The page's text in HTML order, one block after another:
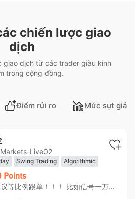
chiến lược giao
dịch
giao dịch từ các trader giàu kinh
trong cộng đồng.
Điểm rủi ro Mức sụt
Live02
Swing Trading Algorithmic
Points
建议等比例跟单！！！建议等比例跟单！！！ 比如信号一万刀，订阅的号3000刀，设置成30%比例跟单！ 本信号采用日内短线改良轻仓马丁策略 以顺势轻仓开单为主，行情小幅反向波动时采用低倍数、限次数加仓摊薄均价，等待行情回归即整体止盈离场。 区别于传统高风险马丁，本策略严控仓位、限制最大加仓层数，回撤可控、胜率稳定，主打低风险、平稳复利。 策略容错率高、曲线平滑，适合长期稳健跟随。